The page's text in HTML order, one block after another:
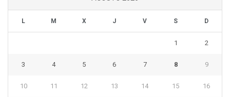
L M X J V S D
1 2
3 4 5 6 7 8 9
10 11 12 13 14 15 16